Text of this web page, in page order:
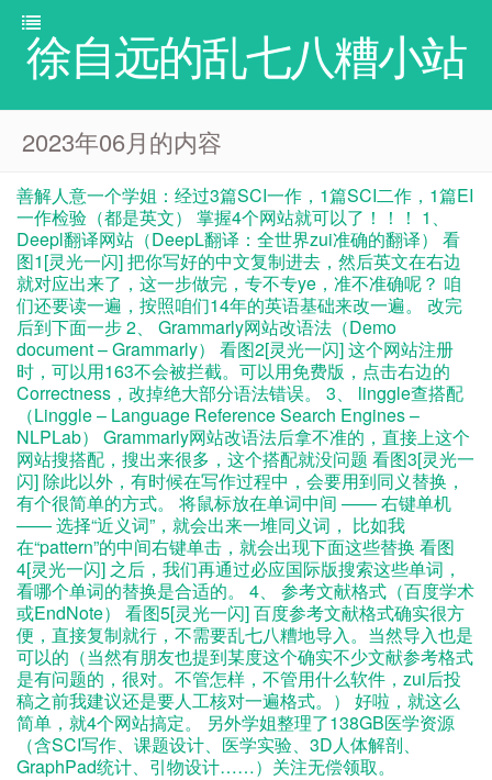
徐自远的乱七八糟小站
2023年06月的内容
善解人意一个学姐：经过3篇SCI一作，1篇SCI二作，1篇EI
一作检验（都是英文） 掌握4个网站就可以了！！！ 1、
Deepl翻译网站（DeepL翻译：全世界zui准确的翻译） 看
图1[灵光一闪] 把你写好的中文复制进去，然后英文在右边
就对应出来了，这一步做完，专不专ye，准不准确呢？ 咱
们还要读一遍，按照咱们14年的英语基础来改一遍。 改完
后到下面一步 2、 Grammarly网站改语法（Demo
document – Grammarly） 看图2[灵光一闪] 这个网站注册
时，可以用163不会被拦截。可以用免费版，点击右边的
Correctness，改掉绝大部分语法错误。 3、 linggle查搭配
（Linggle – Language Reference Search Engines –
NLPLab） Grammarly网站改语法后拿不准的，直接上这个
网站搜搭配，搜出来很多，这个搭配就没问题 看图3[灵光一
闪] 除此以外，有时候在写作过程中，会要用到同义替换，
有个很简单的方式。 将鼠标放在单词中间 —— 右键单机
—— 选择“近义词”，就会出来一堆同义词， 比如我
在“pattern”的中间右键单击，就会出现下面这些替换 看图
4[灵光一闪] 之后，我们再通过必应国际版搜索这些单词，
看哪个单词的替换是合适的。 4、 参考文献格式（百度学术
或EndNote） 看图5[灵光一闪] 百度参考文献格式确实很方
便，直接复制就行，不需要乱七八糟地导入。当然导入也是
可以的（当然有朋友也提到某度这个确实不少文献参考格式
是有问题的，很对。不管怎样，不管用什么软件，zui后投
稿之前我建议还是要人工核对一遍格式。） 好啦，就这么
简单，就4个网站搞定。 另外学姐整理了138GB医学资源
（含SCI写作、课题设计、医学实验、3D人体解剖、
GraphPad统计、引物设计……）关注无偿领取。